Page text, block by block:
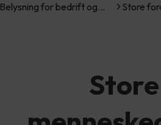
Belysning for bedrift og… Store